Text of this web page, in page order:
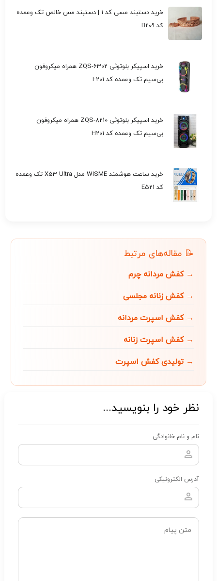
خرید دستبند مسی کد 1 | دستبند مس خالص تک وعمده
کد B209
خرید اسپیکر بلوتوثی ZQS-6302 همراه میکروفون
بی‌سیم تک وعمده کد F201
خرید اسپیکر بلوتوثی ZQS-8210 همراه میکروفون
بی‌سیم تک وعمده کد H201
خرید ساعت هوشمند WISME مدل X53 Ultra تک وعمده
کد E521
📝 مقاله‌های مرتبط
→ کفش مردانه چرم
→ کفش زنانه مجلسی
→ کفش اسپرت مردانه
→ کفش اسپرت زنانه
→ تولیدی کفش اسپرت
نظر خود را بنویسید...
نام و نام خانوادگی
آدرس الکترونیکی